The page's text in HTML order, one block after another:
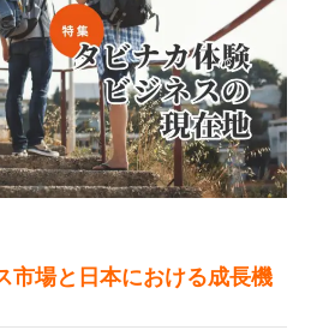
市場と日本における成長機